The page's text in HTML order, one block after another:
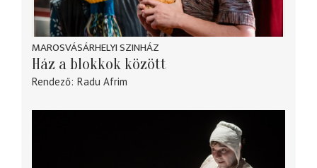
MAROSVÁSÁRHELYI SZINHÁZ
Ház a blokkok között
Rendező Radu Afrim